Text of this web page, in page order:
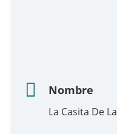
Nombre
La Casita De